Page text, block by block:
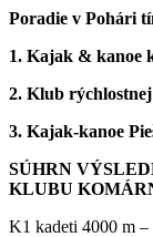
Poradie v Pohári
1. Kajak & kanoe
2. Klub
3. Kajak-kanoe
SÚHRN
KLUBU
K1 kadeti 4000 m